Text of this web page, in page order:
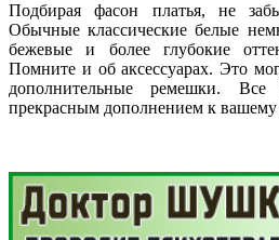
Подбирая фасон платья, не
Обычные классические белые
бежевые и более глубокие
Помните и об аксессуарах. Это
дополнительные ремешки. Все
прекрасным дополнением к вашему